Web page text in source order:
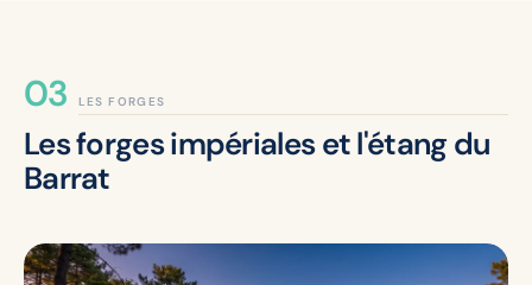
LES FORGES
Les forges impériales et l'étang du
Barrat